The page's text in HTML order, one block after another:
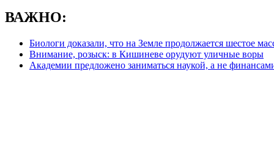
ВАЖНО:
Биологи доказали, что на Земле продолжается шестое
Внимание, розыск: в Кишиневе орудуют уличные воры
Академии предложено заниматься наукой, а не